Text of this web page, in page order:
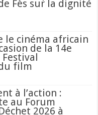
Fès sur la dignité
le cinéma africain
de la 14e
film
à l’action :
au Forum
2026 à